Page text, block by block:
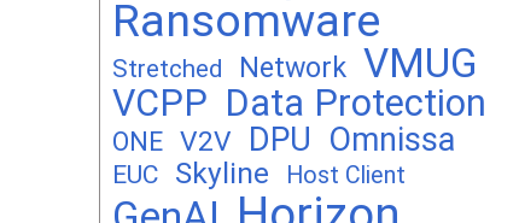
Ransomware
Stretched Network VMUG
VCPP Data Protection
ONE V2V DPU Omnissa
EUC Skyline Host Client